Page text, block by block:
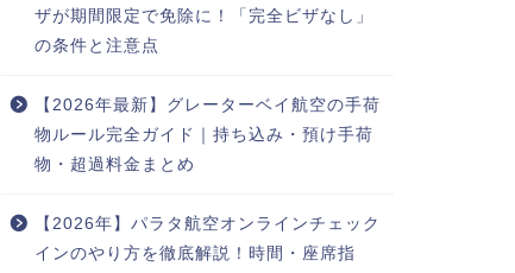
ザが期間限定で免除に！「完全ビザなし」
の条件と注意点
【2026年最新】グレーターベイ航空の手荷
物ルール完全ガイド｜持ち込み・預け手荷
物・超過料金まとめ
【2026年】パラタ航空オンラインチェック
インのやり方を徹底解説！時間・座席指